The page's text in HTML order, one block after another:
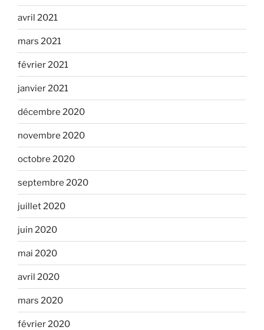
avril 2021
mars 2021
février 2021
janvier 2021
décembre 2020
novembre 2020
octobre 2020
septembre 2020
juillet 2020
juin 2020
mai 2020
avril 2020
mars 2020
février 2020